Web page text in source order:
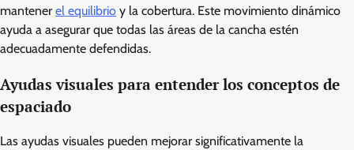
mantener el equilibrio y la cobertura. Este movimiento dinámico
ayuda a asegurar que todas las áreas de la cancha estén
adecuadamente defendidas.
Ayudas visuales para entender los conceptos de
espaciado
Las ayudas visuales pueden mejorar significativamente la